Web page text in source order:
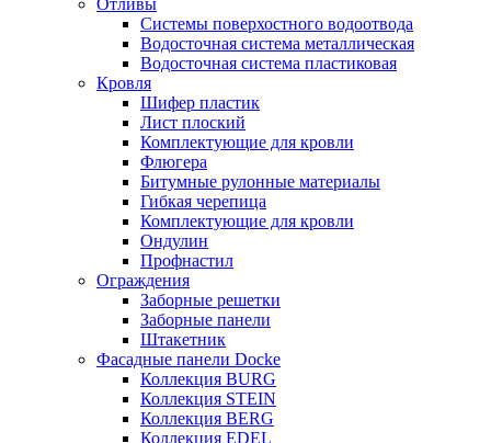
Отливы
Системы поверхостного водоотвода
Водосточная система металлическая
Водосточная система пластиковая
Кровля
Шифер пластик
Лист плоский
Комплектующие для кровли
Флюгера
Битумные рулонные материалы
Гибкая черепица
Комплектующие для кровли
Ондулин
Профнастил
Ограждения
Заборные решетки
Заборные панели
Штакетник
Фасадные панели Docke
Коллекция BURG
Коллекция STEIN
Коллекция BERG
Коллекция EDEL